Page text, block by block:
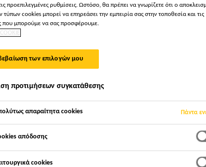
ΣΥΣΤΉΜΑΤΑ
προεπιλεγμένες ρυθμίσεις. Ωστόσο, θα πρέπει να γνωρίζετε ότι ο
τύπων cookies μπορεί να επηρεάσει την εμπειρία σας στην τοποθεσία και τις
που μπορούμε να σας προσφέρουμε.
των επιλογών μου
προτιμήσεων συγκατάθεσης
απαραίτητα cookies Πάντα
απόδοσης
cookies